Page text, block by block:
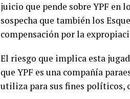
juicio que pende sobre YPF en
sospecha que también los
compensación por la
El riesgo que implica esta
que YPF es una compañía
utiliza para sus fines políticos,